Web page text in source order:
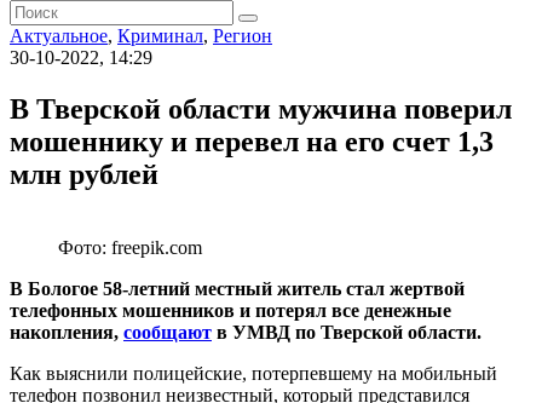
Актуальное, Криминал, Регион
30-10-2022, 14:29
В Тверской области мужчина поверил
мошеннику и перевел на его счет 1,3
млн рублей
Фото: freepik.com
В Бологое 58-летний местный житель стал жертвой
телефонных мошенников и потерял все денежные
накопления, сообщают в УМВД по Тверской области.
Как выяснили полицейские, потерпевшему на мобильный
телефон позвонил неизвестный, который представился